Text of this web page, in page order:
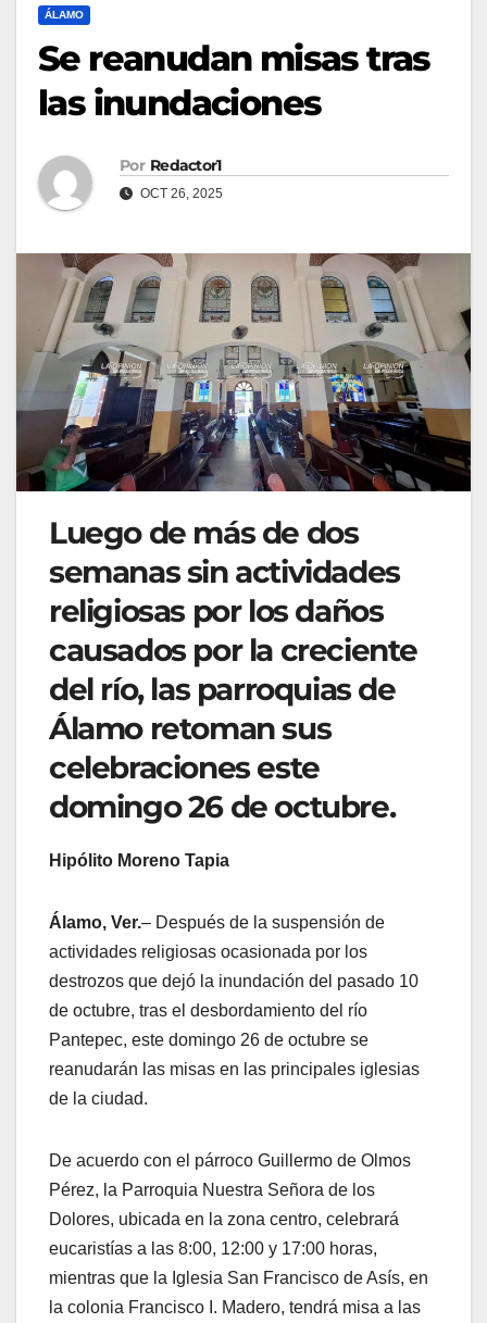
ÁLAMO
Se reanudan misas tras
las inundaciones
Por Redactor1
OCT 26, 2025
Luego de más de dos
semanas sin actividades
religiosas por los daños
causados por la creciente
del río, las parroquias de
Álamo retoman sus
celebraciones este
domingo 26 de octubre.
Hipólito Moreno Tapia
Álamo, Ver.– Después de la suspensión de
actividades religiosas ocasionada por los
destrozos que dejó la inundación del pasado 10
de octubre, tras el desbordamiento del río
Pantepec, este domingo 26 de octubre se
reanudarán las misas en las principales iglesias
de la ciudad.
De acuerdo con el párroco Guillermo de Olmos
Pérez, la Parroquia Nuestra Señora de los
Dolores, ubicada en la zona centro, celebrará
eucaristías a las 8:00, 12:00 y 17:00 horas,
mientras que la Iglesia San Francisco de Asís, en
la colonia Francisco I. Madero, tendrá misa a las